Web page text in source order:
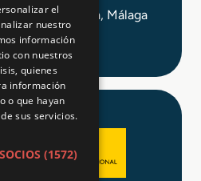
21, 2ª Planta, Málaga
el
nuestro
información
con nuestros
quienes
información
o que hayan
sus servicios.
(1572)